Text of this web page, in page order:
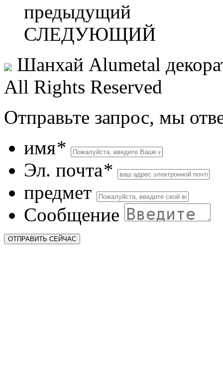
предыдущий
СЛЕДУЮЩИЙ
Шанхай Alumetal
All Rights Reserved
Отправьте запрос, мы
имя*
Эл. почта*
предмет
Сообщение